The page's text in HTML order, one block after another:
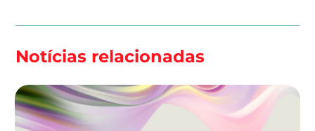
Notícias relacionadas